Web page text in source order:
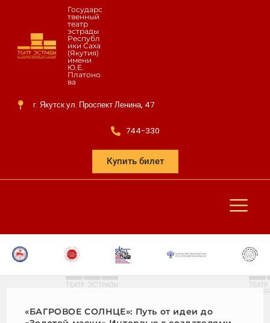
Государс
твенный
театр
эстрады
Республ
ики Саха
(Якутия)
имени
Ю.Е.
Платоно
ва
г. Якутск ул. Проспект Ленина, 47
744-330
Купить билет
«БАГРОВОЕ СОЛНЦЕ»: Путь от идеи до